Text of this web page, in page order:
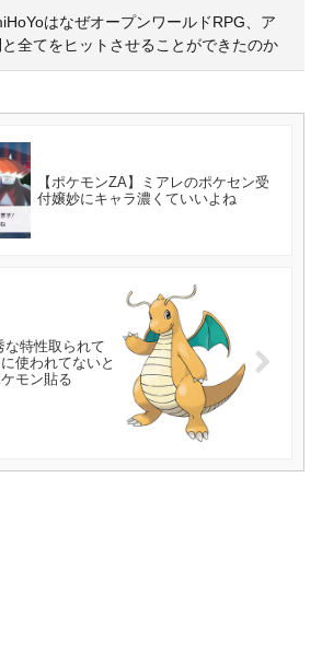
はなぜオープンワールドRPG、ア
全てをヒットさせることができたのか
【ポケモンZA】ミアレのポケセン受
付嬢妙にキャラ濃くていいよね
な特性取られて
使われてないと
モン貼る